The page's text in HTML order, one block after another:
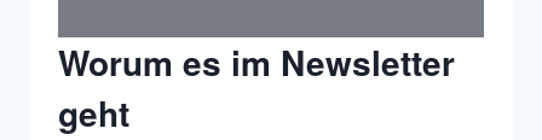
Worum es im Newsletter
geht